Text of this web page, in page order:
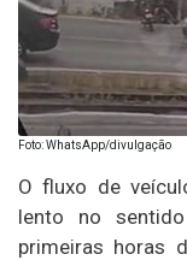
Foto: WhatsApp/divulgação
O fluxo de
lento no
primeiras horas